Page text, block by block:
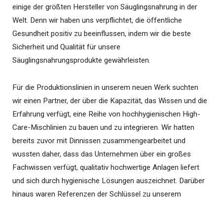
einige der größten Hersteller von Säuglingsnahrung in der
Welt. Denn wir haben uns verpflichtet, die öffentliche
Gesundheit positiv zu beeinflussen, indem wir die beste
Sicherheit und Qualität für unsere
Säuglingsnahrungsprodukte gewährleisten.
Für die Produktionslinien in unserem neuen Werk suchten
wir einen Partner, der über die Kapazität, das Wissen und die
Erfahrung verfügt, eine Reihe von hochhygienischen High-
Care-Mischlinien zu bauen und zu integrieren. Wir hatten
bereits zuvor mit Dinnissen zusammengearbeitet und
wussten daher, dass das Unternehmen über ein großes
Fachwissen verfügt, qualitativ hochwertige Anlagen liefert
und sich durch hygienische Lösungen auszeichnet. Darüber
hinaus waren Referenzen der Schlüssel zu unserem